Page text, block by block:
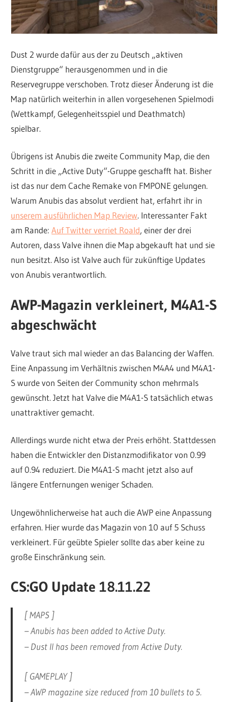
Dust 2 wurde dafür aus der zu Deutsch „aktiven
Dienstgruppe“ herausgenommen und in die
Reservegruppe verschoben. Trotz dieser Änderung ist die
Map natürlich weiterhin in allen vorgesehenen Spielmodi
(Wettkampf, Gelegenheitsspiel und Deathmatch)
spielbar.
Übrigens ist Anubis die zweite Community Map, die den
Schritt in die „Active Duty“-Gruppe geschafft hat. Bisher
ist das nur dem Cache Remake von FMPONE gelungen.
Warum Anubis das absolut verdient hat, erfahrt ihr in
unserem ausführlichen Map Review. Interessanter Fakt
am Rande:Auf Twitter verriet Roald, einer der drei
Autoren, dass Valve ihnen die Map abgekauft hat und sie
nun besitzt. Also ist Valve auch für zukünftige Updates
von Anubis verantwortlich.
AWP-Magazin verkleinert, M4A1-S
abgeschwächt
Valve traut sich mal wieder an das Balancing der Waffen.
Eine Anpassung im Verhältnis zwischen M4A4 und M4A1-
S wurde von Seiten der Community schon mehrmals
gewünscht. Jetzt hat Valve die M4A1-S tatsächlich etwas
unattraktiver gemacht.
Allerdings wurde nicht etwa der Preis erhöht. Stattdessen
haben die Entwickler den Distanzmodifikator von 0.99
auf 0.94 reduziert. Die M4A1-S macht jetzt also auf
längere Entfernungen weniger Schaden.
Ungewöhnlicherweise hat auch die AWP eine Anpassung
erfahren. Hier wurde das Magazin von 10 auf 5 Schuss
verkleinert. Für geübte Spieler sollte das aber keine zu
große Einschränkung sein.
CS:GO Update 18.11.22
[ MAPS ]
– Anubis has been added to Active Duty.
– Dust II has been removed from Active Duty.
[ GAMEPLAY ]
– AWP magazine size reduced from 10 bullets to 5.